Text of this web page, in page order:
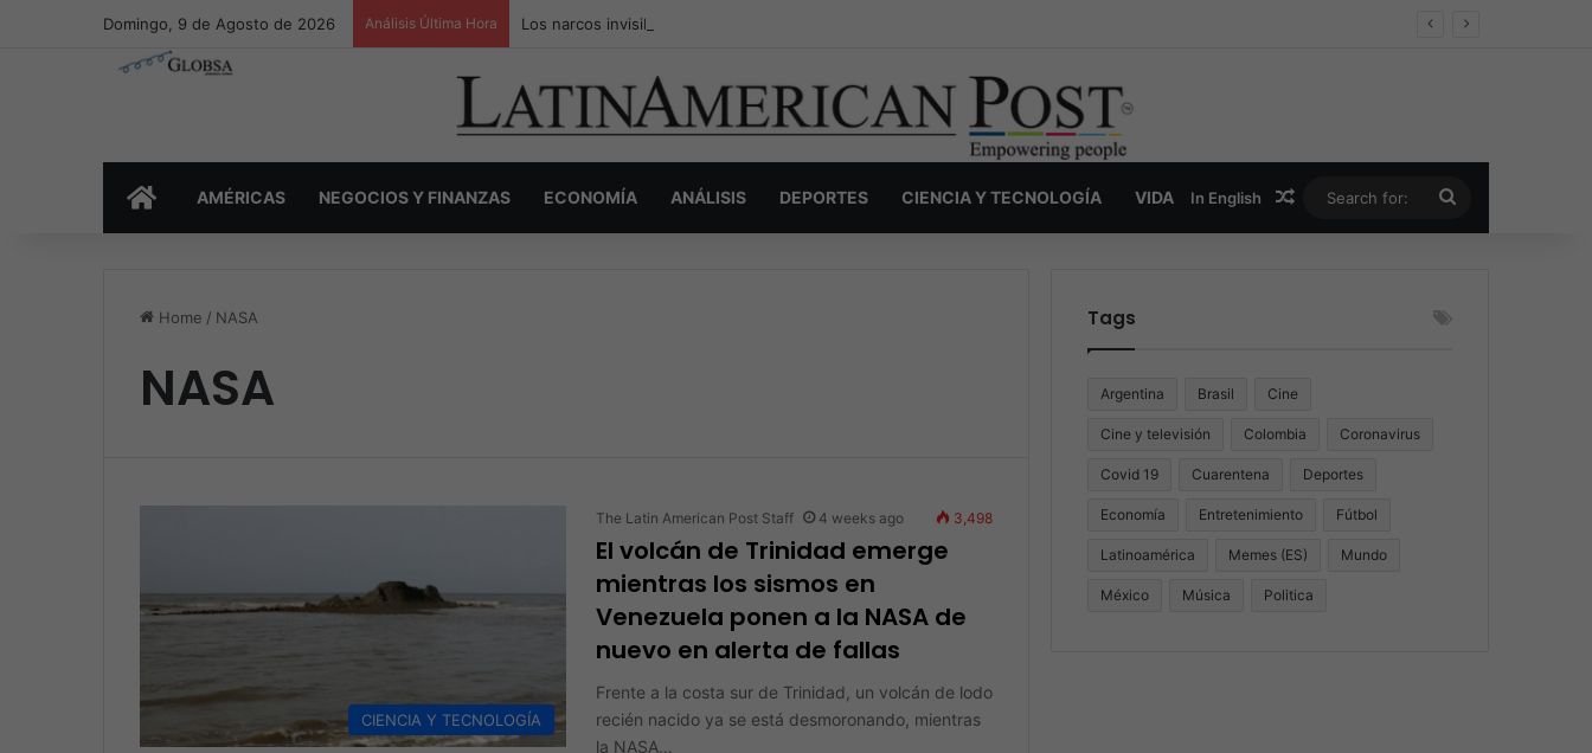
Domingo, 9 de Agosto de 2026 Análisis Última Hora Los narcos invisibles de Colombia: la guerra secreta por la verdad, el poder y la nueva economía de la droga
INICIOAMÉRICAS NEGOCIOS Y FINANZAS ECONOMÍA ANÁLISIS DEPORTES CIENCIA Y TECNOLOGÍA VIDA In English Random Article
for:
Home / NASA
NASA
CIENCIA Y TECNOLOGÍA
The Latin American Post Staff 4 weeks ago 3,498
El volcán de Trinidad emerge
mientras los sismos en
Venezuela ponen a la NASA de
nuevo en alerta de fallas
Frente a la costa sur de Trinidad, un volcán de lodo
recién nacido ya se está desmoronando, mientras
la NASA…
Tags
Argentina Brasil Cine
Cine y televisión Colombia Coronavirus
Covid 19 Cuarentena Deportes
Economía Entretenimiento Fútbol
Latinoamérica Memes (ES) Mundo
México Música Politica